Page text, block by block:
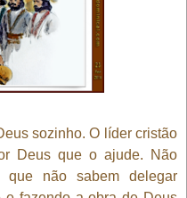
sozinho. O líder cristão
Deus que o ajude. Não
que não sabem delegar